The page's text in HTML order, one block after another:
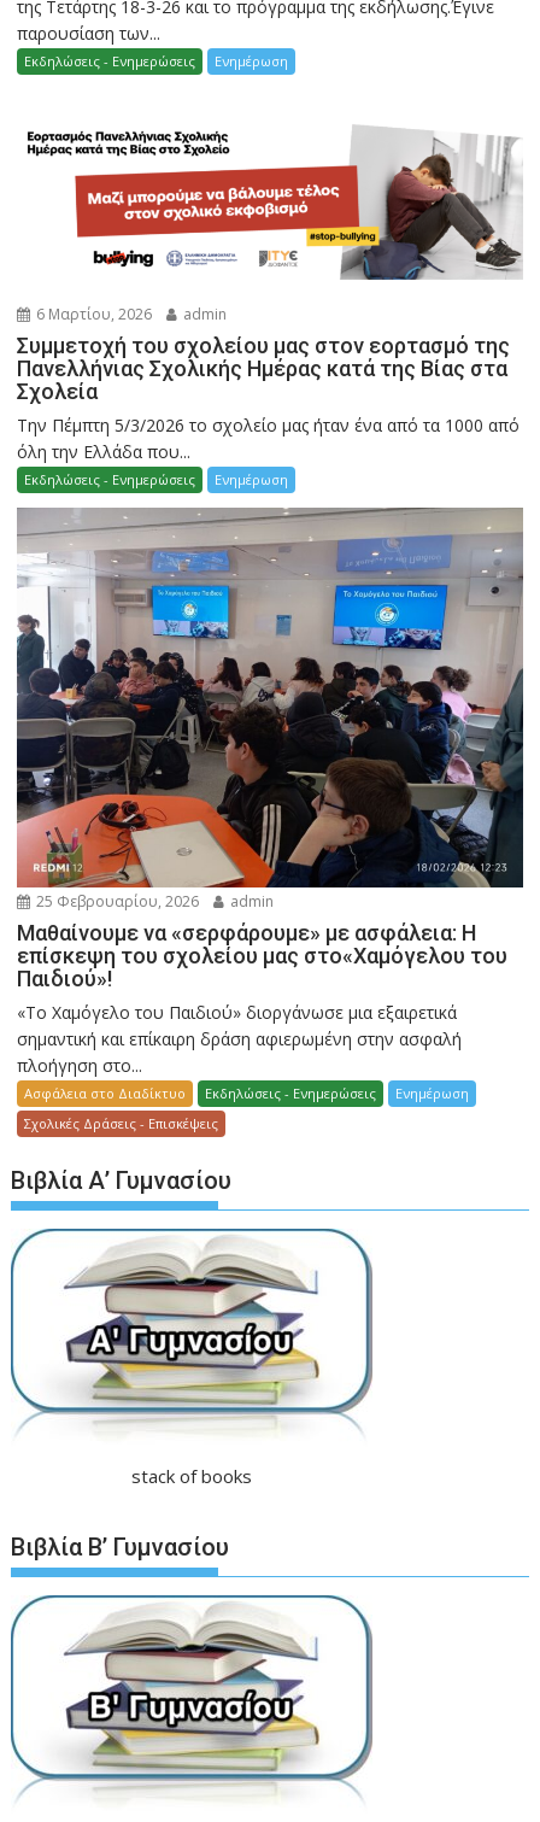
της Τετάρτης 18-3-26 και το πρόγραμμα της εκδήλωσης.Έγινε
παρουσίαση των...
Εκδηλώσεις - Ενημερώσεις Ενημέρωση
6 Μαρτίου, 2026 admin
Συμμετοχή του σχολείου μας στον εορτασμό της
Πανελλήνιας Σχολικής Ημέρας κατά της Βίας στα
Σχολεία
Την Πέμπτη 5/3/2026 το σχολείο μας ήταν ένα από τα 1000 από
όλη την Ελλάδα που...
Εκδηλώσεις - Ενημερώσεις Ενημέρωση
25 Φεβρουαρίου, 2026 admin
Μαθαίνουμε να «σερφάρουμε» με ασφάλεια: Η
επίσκεψη του σχολείου μας στο«Χαμόγελου του
Παιδιού»!
«Το Χαμόγελο του Παιδιού» διοργάνωσε μια εξαιρετικά
σημαντική και επίκαιρη δράση αφιερωμένη στην ασφαλή
πλοήγηση στο...
Ασφάλεια στο Διαδίκτυο Εκδηλώσεις - Ενημερώσεις
Ενημέρωση
Σχολικές Δράσεις - Επισκέψεις
Βιβλία Α’ Γυμνασίου
stack of books
Βιβλία Β’ Γυμνασίου